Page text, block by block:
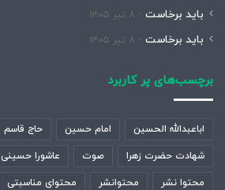
باید برخاست ۸ تیر ۱۴۰۵
باید برخاست ۸ تیر ۱۴۰۵
برچسب‌های پر کاربرد
اباعبدالله الحسین امام حسین حاج قاسم
شهادت حضرت زهرا صوت عاشورا حسینی
محتوا نشر محتوانشر محتوای مناسبتی